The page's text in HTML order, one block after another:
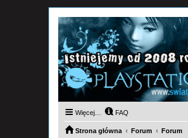
Więcej… FAQ
Strona główna Forum Forum